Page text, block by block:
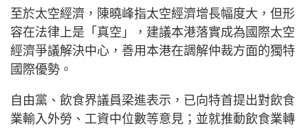
至於太空經濟，陳曉峰指太空經濟增長幅度大，但形
容在法律上是「真空」，建議本港落實成為國際太空
經濟爭議解決中心，善用本港在調解仲裁方面的獨特
國際優勢。
自由黨、飲食界議員梁進表示，已向特首提出對飲食
業輸入外勞、工資中位數等意見；並就推動飲食業轉